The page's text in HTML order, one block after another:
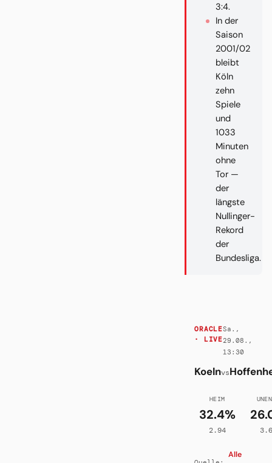
3:4.
In der
Saison
2001/02
bleibt
Köln
zehn
Spiele
und
1033
Minuten
ohne
Tor —
der
längste
Nullinger-
Rekord
der
Bundesliga.
ORACLE
· LIVE
Sa.,
29.08.,
13:30
Koelnvs
HEIM
32.4%
2.94
Alle